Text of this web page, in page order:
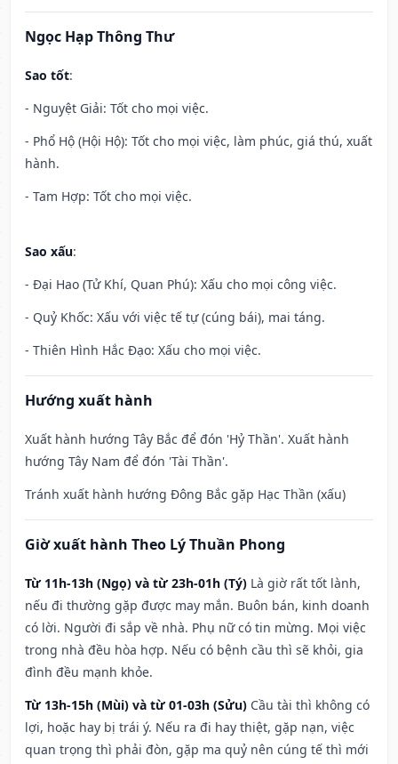
Ngọc Hạp Thông Thư
Sao tốt:
- Nguyệt Giải: Tốt cho mọi việc.
- Phổ Hộ (Hội Hộ): Tốt cho mọi việc, làm phúc, giá thú, xuất
hành.
- Tam Hợp: Tốt cho mọi việc.
Sao xấu:
- Đại Hao (Tử Khí, Quan Phú): Xấu cho mọi công việc.
- Quỷ Khốc: Xấu với việc tế tự (cúng bái), mai táng.
- Thiên Hình Hắc Đạo: Xấu cho mọi việc.
Hướng xuất hành
Xuất hành hướng Tây Bắc để đón 'Hỷ Thần'. Xuất hành
hướng Tây Nam để đón 'Tài Thần'.
Tránh xuất hành hướng Đông Bắc gặp Hạc Thần (xấu)
Giờ xuất hành Theo Lý Thuần Phong
Từ 11h-13h (Ngọ) và từ 23h-01h (Tý) Là giờ rất tốt lành,
nếu đi thường gặp được may mắn. Buôn bán, kinh doanh
có lời. Người đi sắp về nhà. Phụ nữ có tin mừng. Mọi việc
trong nhà đều hòa hợp. Nếu có bệnh cầu thì sẽ khỏi, gia
đình đều mạnh khỏe.
Từ 13h-15h (Mùi) và từ 01-03h (Sửu) Cầu tài thì không có
lợi, hoặc hay bị trái ý. Nếu ra đi hay thiệt, gặp nạn, việc
quan trọng thì phải đòn, gặp ma quỷ nên cúng tế thì mới